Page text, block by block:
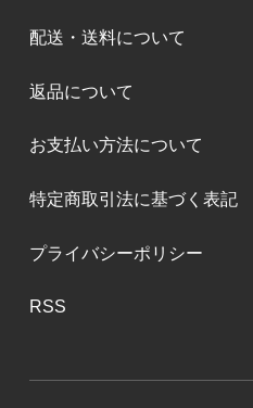
配送・送料について
返品について
お支払い方法について
特定商取引法に基づく表記
プライバシーポリシー
RSS